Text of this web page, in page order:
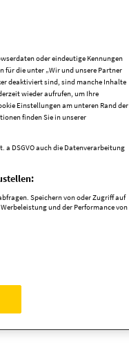
Nachbarn
Sie Konflikte
müssen
oder
oder eindeutige Kennungen
für die unter „Wir und unsere Partner
deaktiviert sind, sind manche Inhalte
wieder aufrufen, um Ihre
Einstellungen am unteren Rand der
finden Sie in unserer
a DSGVO auch die Datenverarbeitung
Speichern von oder Zugriff auf
und der Performance von